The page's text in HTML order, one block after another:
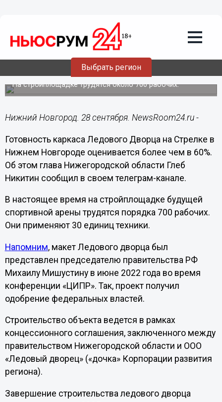
Выбрать регион
28.09.202312:52
Каркас Ледового Дворца на Стрелке
На стройплощадке трудятся около 700 рабочих.
Нижний Новгород. 28 сентября. NewsRoom24.ru -
Готовность каркаса Ледового Дворца на Стрелке в
Нижнем Новгороде оценивается более чем в 60%.
Об этом глава Нижегородской области Глеб
Никитин сообщил в своем телеграм-канале.
В настоящее время на стройплощадке будущей
спортивной арены трудятся порядка 700 рабочих.
Они применяют 30 единиц техники.
Напомним, макет Ледового дворца был
представлен председателю правительства РФ
Михаилу Мишустину в июне 2022 года во время
конференции «ЦИПР». Так, проект получил
одобрение федеральных властей.
Строительство объекта ведется в рамках
концессионного соглашения, заключенного между
правительством Нижегородской области и ООО
«Ледовый дворец» («дочка» Корпорации развития
региона).
Завершение строительства ледового дворца